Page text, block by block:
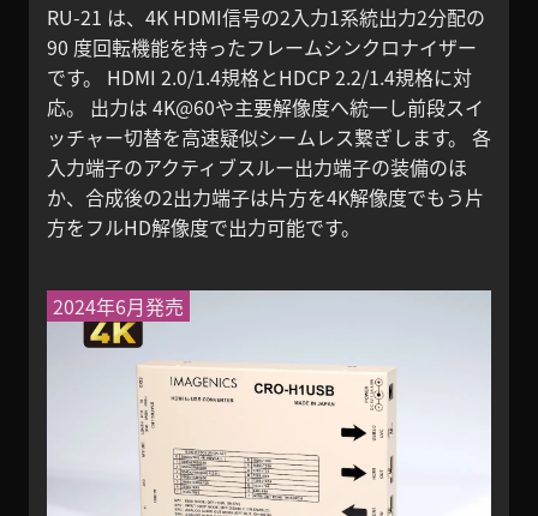
RU-21 は、4K HDMI信号の2入力1系統出力2分配の
90 度回転機能を持ったフレームシンクロナイザー
です。 HDMI 2.0/1.4規格とHDCP 2.2/1.4規格に対
応。 出力は 4K@60や主要解像度へ統一し前段スイ
ッチャー切替を高速疑似シームレス繋ぎします。 各
入力端子のアクティブスルー出力端子の装備のほ
か、合成後の2出力端子は片方を4K解像度でもう片
方をフルHD解像度で出力可能です。
2024年6月発売